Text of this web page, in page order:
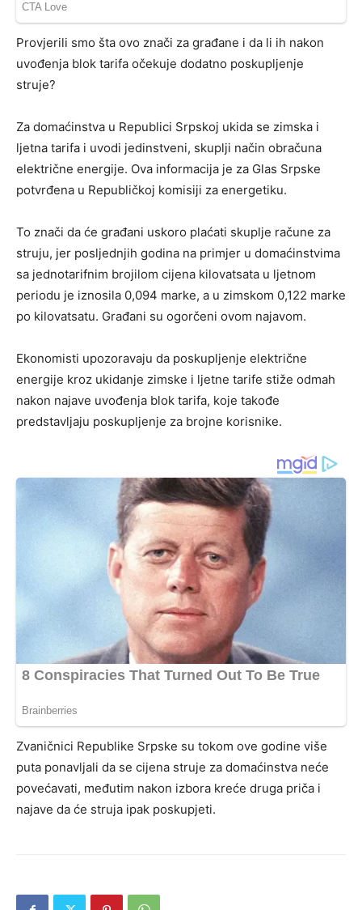
Provjerili smo šta ovo znači za građane i da li ih nakon
uvođenja blok tarifa očekuje dodatno poskupljenje
struje?
Za domaćinstva u Republici Srpskoj ukida se zimska i
ljetna tarifa i uvodi jedinstveni, skuplji način obračuna
električne energije. Ova informacija je za Glas Srpske
potvrđena u Republičkoj komisiji za energetiku.
To znači da će građani uskoro plaćati skuplje račune za
struju, jer posljednjih godina na primjer u domaćinstvima
sa jednotarifnim brojilom cijena kilovatsata u ljetnom
periodu je iznosila 0,094 marke, a u zimskom 0,122 marke
po kilovatsatu. Građani su ogorčeni ovom najavom.
Ekonomisti upozoravaju da poskupljenje električne
energije kroz ukidanje zimske i ljetne tarife stiže odmah
nakon najave uvođenja blok tarifa, koje takođe
predstavljaju poskupljenje za brojne korisnike.
Zvaničnici Republike Srpske su tokom ove godine više
puta ponavljali da se cijena struje za domaćinstva neće
povećavati, međutim nakon izbora kreće druga priča i
najave da će struja ipak poskupjeti.